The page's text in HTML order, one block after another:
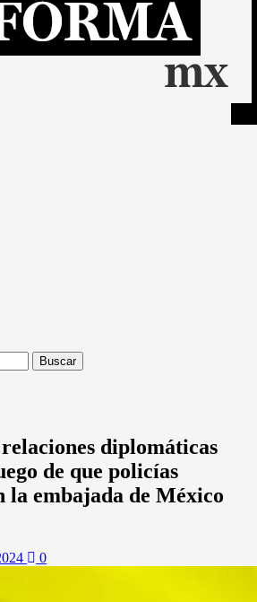
diplomáticas
de que policías
embajada de México
0